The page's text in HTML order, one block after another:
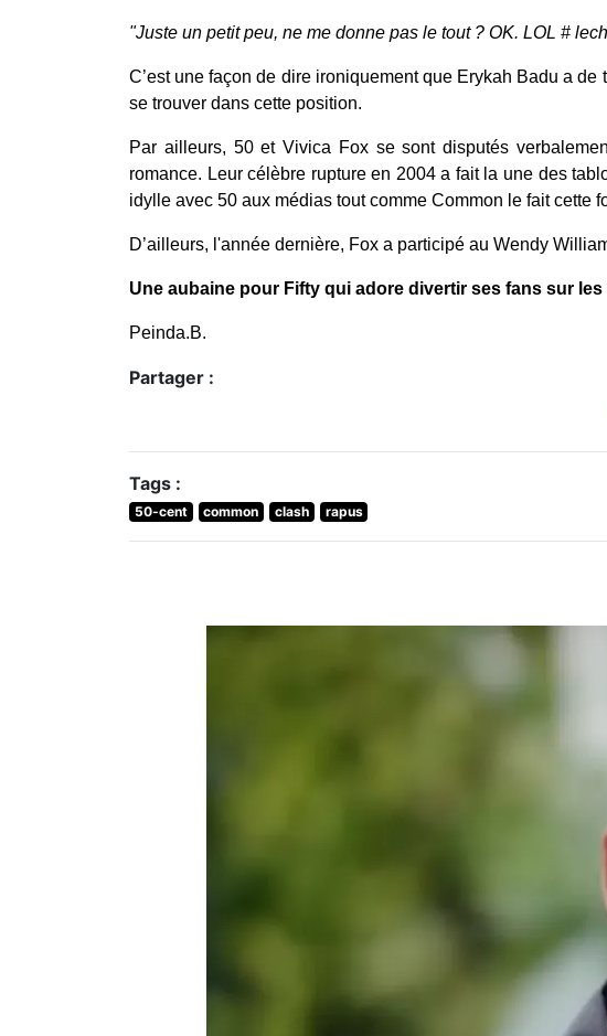
"Juste un petit peu, ne me donne pas le tout ? OK. LOL #
C’est une façon de dire ironiquement que Erykah Badu a
se trouver dans cette position.
Par ailleurs, 50 et Vivica Fox se sont disputés
romance. Leur célèbre rupture en 2004 a fait la une des
idylle avec 50 aux médias tout comme Common le fait cette
D’ailleurs, l'année dernière, Fox a participé au Wendy
Une aubaine pour Fifty qui adore divertir ses fans sur
Peinda.B.
Partager :
Tags :
50-cent common clash rapus